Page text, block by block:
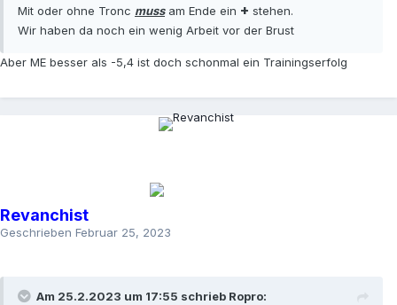
Mit oder ohne Tronc mussam Ende ein + stehen.
Wir haben da noch ein wenig Arbeit vor der Brust
Aber ME besser als -5,4 ist doch schonmal ein Trainingserfolg
Revanchist
Geschrieben Februar 25, 2023
Am 25.2.2023 um 17:55 schrieb Ropro: